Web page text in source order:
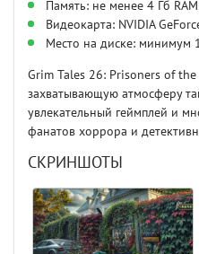
Память: не менее 4 Гб RAM
Видеокарта: NVIDIA
Место на диске: минимум
Grim Tales 26: Prisoners of the
захватывающую атмосферу
увлекательный геймплей и
фанатов хоррора и
СКРИНШОТЫ